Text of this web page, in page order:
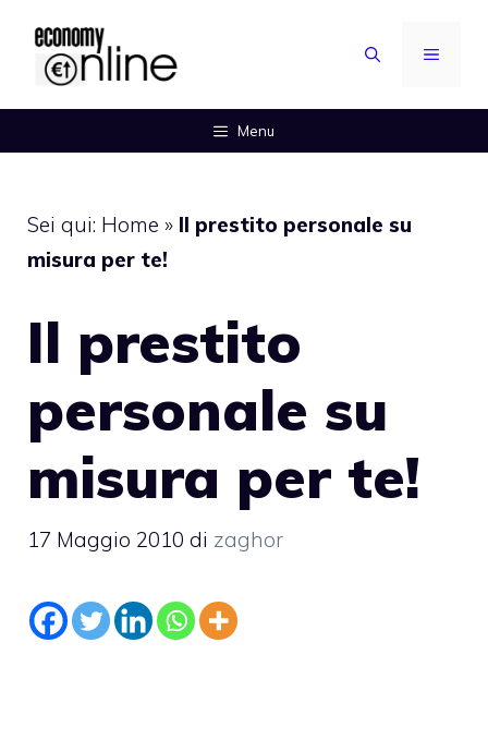
contenuto
MENU
Menu
Sei qui: Home » Il prestito personale su
misura per te!
Il prestito
personale su
misura per te!
17 Maggio 2010 di zaghor